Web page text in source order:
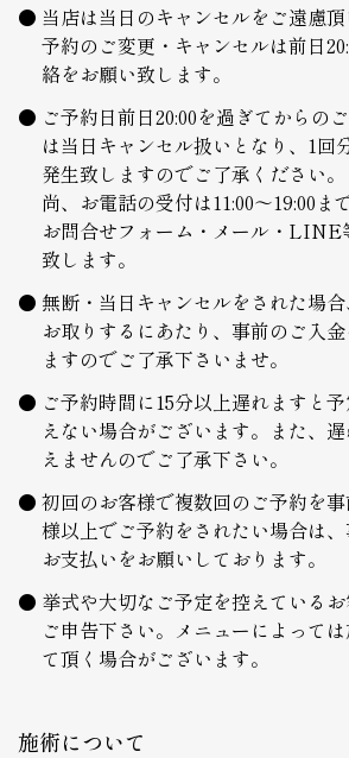
当店は当日のキャンセルをご遠慮
予約のご変更・キャンセルは前日
絡をお願い致します。
ご予約日前日20:00を過ぎてからの
は当日キャンセル扱いとなり、1回
発生致しますのでご了承ください。
尚、お電話の受付は11:00～19:00ま
お問合せフォーム・メール・LINE
致します。
無断・当日キャンセルをされた場
お取りするにあたり、事前のご入
ますのでご了承下さいませ。
ご予約時間に15分以上遅れますと
えない場合がございます。また、
えませんのでご了承下さい。
初回のお客様で複数回のご予約を
様以上でご予約をされたい場合は
お支払いをお願いしております。
挙式や大切なご予定を控えている
ご申告下さい。メニューによって
て頂く場合がございます。
施術について